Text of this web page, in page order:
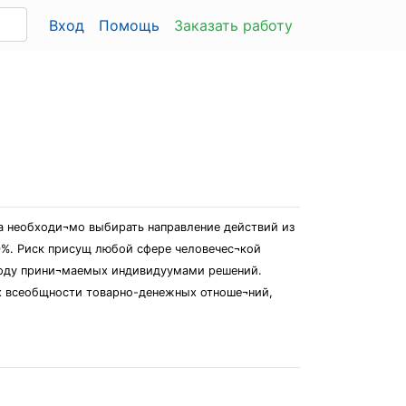
Вход Помощь Заказать работу
необходи¬мо выбирать направление действий из
Риск присущ любой сфере человечес¬кой
прини¬маемых индивидуумами решений.
всеобщности товарно-денежных отноше¬ний,